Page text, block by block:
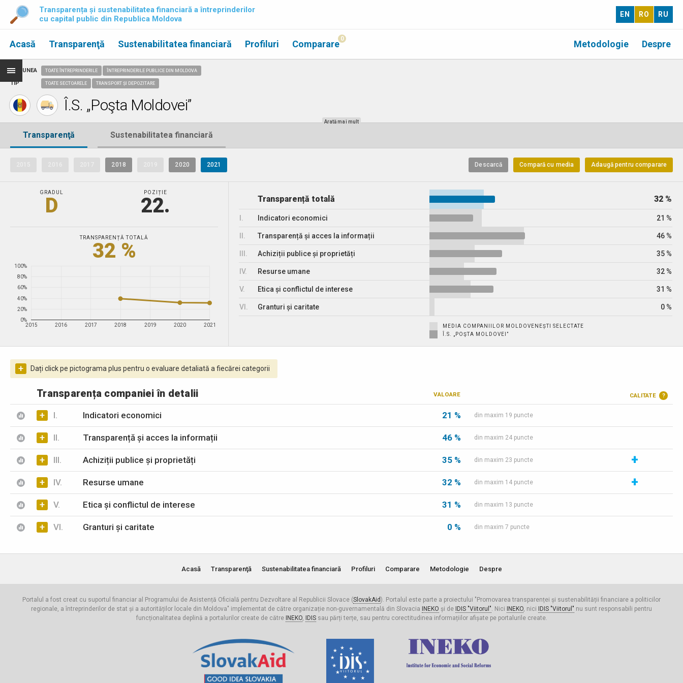
Transparența și sustenabilitatea financiară a întreprinderilor
cu capital public din Republica Moldova
EN RO RU
Acasă Transparenţă Despre
Metodologie
Sustenabilitatea financiară Profiluri Comparare 0
REGIUNEA
TIP
TOATE ÎNTREPRINDERILE ÎNTREPRINDERILE PUBLICE DIN MOLDOVA
TOATE SECTOARELE TRANSPORT ȘI DEPOZITARE
Î.S. „Poşta Moldovei”
Arată mai mult
Transparenţă Sustenabilitatea financiară
2018 2020 2021 Adaugă pentru comparare
Compară cu media
Descarcă
GRADUL
D
POZIȚIE
22.
TRANSPARENȚĂ TOTALĂ
32 %
2015 2016 2017 2018 2019 2020 2021
0%
20%
40%
60%
80%
100%
Transparență totală 32 %
Indicatori economici 21 %
Transparență și acces la informații 46 %
Achiziții publice și proprietăți 35 %
IV. Resurse umane 32 %
V. Etica și conflictul de interese 31 %
VI. Granturi și caritate 0 %
MEDIA COMPANIILOR MOLDOVENEȘTI SELECTATE
Î.S. „POŞTA MOLDOVEI”
+ Dați click pe pictograma plus pentru o evaluare detaliată a fiecărei categorii
Transparența companiei în detalii VALOARE CALITATE ?
+ I. Indicatori economici 21 % din maxim 19 puncte
+ II. Transparență și acces la informații 46 % din maxim 24 puncte
+ III. Achiziții publice și proprietăți 35 % din maxim 23 puncte +
+ IV. Resurse umane 32 % din maxim 14 puncte +
+ V. Etica și conflictul de interese 31 % din maxim 13 puncte
+ VI. Granturi și caritate 0 % din maxim 7 puncte
Acasă Transparenţă Sustenabilitatea financiară Profiluri Comparare Metodologie Despre
Portalul a fost creat cu suportul financiar al Programului de Asistență Oficială pentru Dezvoltare al Republicii Slovace (SlovakAid ). Portalul este parte a proiectului "Promovarea transparenței și sustenabilității financiare a politicilor
regionale, a întreprinderilor de stat și a autorităților locale din Moldova" implementat de către organizație non-guvernamentală din Slovacia
INEKO și de IDIS "Viitorul". Nici INEKO, nici IDIS "Viitorul" nu sunt responsabili pentru
funcționalitatea deplină a portalurilor create de către INEKO, IDISsau părți terțe, sau pentru corectitudinea informațiilor afișate pe portalurile create.